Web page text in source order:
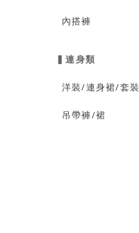
內搭褲
▍連身類
洋裝/連身裙/套裝
吊帶褲/裙